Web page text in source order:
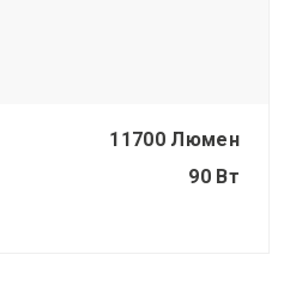
11700 Люмен
90 Вт